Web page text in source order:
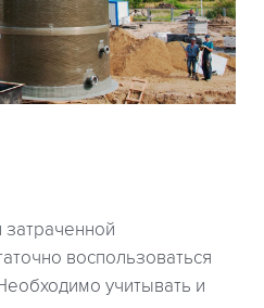
затраченной
воспользоваться
учитывать и